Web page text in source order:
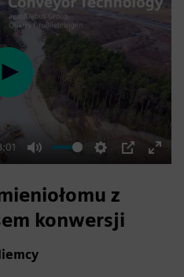
Mute Settings
PIP
Enter
Play
z
konwersji